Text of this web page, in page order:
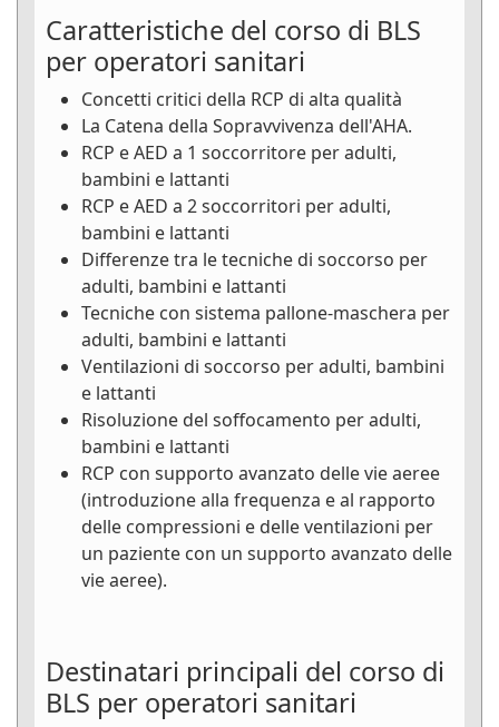
Caratteristiche del corso di BLS
per operatori sanitari
Concetti critici della RCP di alta qualità
La Catena della Sopravvivenza dell'AHA.
RCP e AED a 1 soccorritore per adulti,
bambini e lattanti
RCP e AED a 2 soccorritori per adulti,
bambini e lattanti
Differenze tra le tecniche di soccorso per
adulti, bambini e lattanti
Tecniche con sistema pallone-maschera per
adulti, bambini e lattanti
Ventilazioni di soccorso per adulti, bambini
e lattanti
Risoluzione del soffocamento per adulti,
bambini e lattanti
RCP con supporto avanzato delle vie aeree
(introduzione alla frequenza e al rapporto
delle compressioni e delle ventilazioni per
un paziente con un supporto avanzato delle
vie aeree).
Destinatari principali del corso di
BLS per operatori sanitari